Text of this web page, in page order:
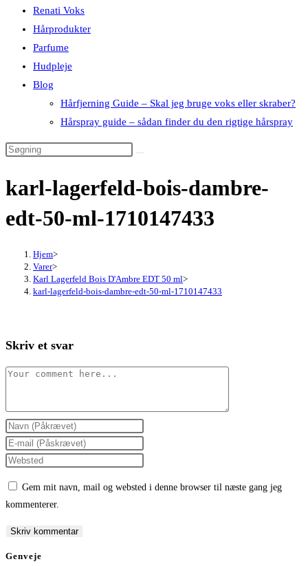
Renati Voks
Hårprodukter
Parfume
Hudpleje
Blog
Hårfjerning Guide – Skal jeg bruge voks eller skraber?
Hårspray guide – sådan finder du den rigtige hårspray
karl-lagerfeld-bois-dambre-
edt-50-ml-1710147433
Hjem>
Varer>
Karl Lagerfeld Bois D'Ambre EDT 50 ml>
karl-lagerfeld-bois-dambre-edt-50-ml-1710147433
Skriv et svar
Comment
Enter
your
name
comment
Enter
your
comment
Enter
(optional)
Gem mit navn, mail og websted i denne browser til næste gang jeg
kommenterer.
Genveje